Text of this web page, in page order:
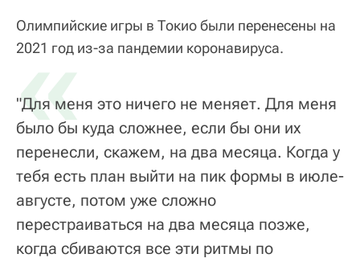
Олимпийские игры в Токио были перенесены на
2021 год из-за пандемии коронавируса.
«
"Для меня это ничего не меняет. Для меня
было бы куда сложнее, если бы они их
перенесли, скажем, на два месяца. Когда у
тебя есть план выйти на пик формы в июле-
августе, потом уже сложно
перестраиваться на два месяца позже,
когда сбиваются все эти ритмы по